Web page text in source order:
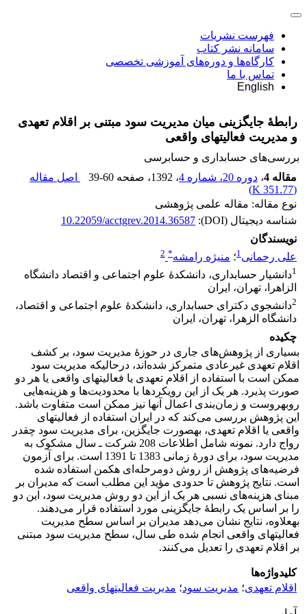
فهرست نشریات
سامانه نشر کتاب
کارگاه‌ها و دوره‌های آموزشی تخصصی
تماس با ما
English
رابطۀ جایگزینی میان مدیریت سود مبتنی بر اقلام تعهدی
و مدیریت فعالیت‎های واقعی
بررسی‏‌های حسابداری و حسابرسی
مقاله 4
، دوره 20، شماره 4 ، 1392 ، صفحه 39-60
اصل مقاله
(
351.77 K
)
نوع مقاله: مقاله علمی پژوهشی
شناسه دیجیتال (DOI):
10.22059/acctgrev.2014.36587
نویسندگان
علی رحمانی1؛ منیژه رامشه*
2
1دانشیار حسابداری، دانشکدۀ علوم اجتماعی و اقتصاد دانشگاه
الزاهرا، تهران، ایران
2دانشجوی دکترای حسابداری، دانشکدۀ علوم اجتماعی و اقتصاد،
دانشگاه الزهرا، تهران، ایران
چکیده
بسیاری از پژوهش‌های جاری در حوزۀ مدیریت سود، بر کشف
اقلام تعهدی غیرعادی متمرکز شده‌اند، در‌حالی‎که مدیریت سود
ممکن است با استفاده از اقلام تعهدی یا فعالیت‎های واقعی یا هر دو
صورت پذیرد. هر یک از این رویکردها با محدودیت‌ها و هزینه‌هایی
روبه‎روست و زمان‌بندی اعمال آنها نیز ممکن است متفاوت باشد.
این پژوهش بررسی می‌کند که در ایران استفاده از فعالیت‎های
واقعی یا اقلام تعهدی، به‎صورت جایگزین، برای مدیریت سود چقدر
رواج دارد. نمونه شامل اطلاعات 208 شرکت ـ سال مشکوک به
مدیریت سود، برای دورۀ زمانی 1383 تا 1391 است. برای آزمون
فرضیه‌‌های پژوهش از روش دومرحله‌ای هکمن استفاده شده
است. نتایج پژوهش تا حدودی مؤید این مطلب است که مدیران بر
مبنای هزینه‌های نسبی هر یک از این دو روش مدیریت سود، این دو
را بر اساس یک رابطۀ جایگزینی مورد استفاده قرار می‌دهند.
به‎علاوه، نتایج نشان می‌دهد مدیران بر اساس سطح مدیریت
فعالیت‎های واقعی انجام شده طی سال، سطح مدیریت سود مبتنی
بر اقلام تعهدی را تعدیل می‌کنند.
کلیدواژه‌ها
اقلام تعهدی؛ مدیریت سود؛ مدیریت فعالیت‎های واقعی